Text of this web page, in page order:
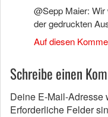
@Sepp Maier:
der gedruckten
Auf diesen
Schreibe einen
Deine E-Mail-Adresse
Erforderliche Felder